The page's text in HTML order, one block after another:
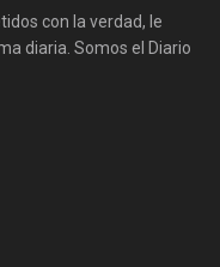
con la verdad, le
diaria. Somos el Diario